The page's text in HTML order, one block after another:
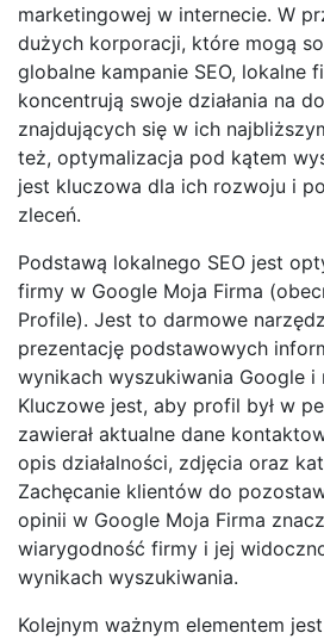
marketingowej w internecie. W
dużych korporacji, które mogą
globalne kampanie SEO, lokalne
koncentrują swoje działania na
znajdujących się w ich
też, optymalizacja pod kątem
jest kluczowa dla ich rozwoju i
zleceń.
Podstawą lokalnego SEO jest
firmy w Google Moja Firma
Profile). Jest to darmowe
prezentację podstawowych
wynikach wyszukiwania Google i
Kluczowe jest, aby profil był w
zawierał aktualne dane
opis działalności, zdjęcia oraz
Zachęcanie klientów do
opinii w Google Moja Firma
wiarygodność firmy i jej
wynikach wyszukiwania.
Kolejnym ważnym elementem